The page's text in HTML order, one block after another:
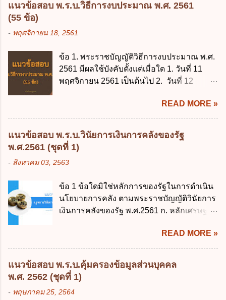
แนวข้อสอบ พ.ร.บ.วิธีการงบประมาณ พ.ศ. 2561
(55 ข้อ)
- พฤศจิกายน 18, 2561
ข้อ 1. พระราชบัญญัติวิธีการงบประมาณ พ.ศ.
2561 มีผลใช้บังคับตั้งแต่เมื่อใด 1. วันที่ 11
พฤศจิกายน 2561 เป็นต้นไป 2. วันที่ 12
พฤศจิกายน 2561 เป็นต้นไป 4. วันที่ 14
พฤศจิกายน 2561 เป็นต้นไป ข้อ 2. พระราช
บัญญัติวิธีการงบประมาณ พ.ศ. 2561 ไม่ได้
ยกเลิกกฎหมายฉบับใด 1. พระราชบัญญัติวิธี
การงบประมาณ พ.ศ. 2502 2. พระราชบัญญัติ
วิธีการงบประมาณ (ฉบับที่ 3) พ.ศ. 2511 3.
พ.ศ. 2544 4. ประกาศของคณะปฏิวัติ ฉบับที่
203 ลงวันที่ 31 สิงหาคม 2515 ข้อ 3. ข้อใดไม่
ถูกต้อง 1. นายกรัฐมนตรีมีอำนาจออกกฎเพื่อ
ประมาณ พ.ศ. 2561 2. นายกรัฐมนตรีเป็นผู้
รักษาการตามพระราช บัญญัติวิธีการงบ
ประมาณ พ.ศ. 2561 3. รัฐมนตรีว่าการ
กระทรวงการคลัง เป็นผู้รักษาการตามพระ
READ MORE »
แนวข้อสอบ พ.ร.บ.วินัยการเงินการคลังของรัฐ
พ.ศ.2561 (ชุดที่ 1)
- สิงหาคม 03, 2563
ข้อ 1 ข้อใดมิใช่หลักการของรัฐในการดำเนิน
นโยบายการคลัง ตามพระราชบัญญัติวินัยการ
เงินการคลังของรัฐ พ.ศ.2561 ก. หลักเศรษฐกิจ
เศรษฐกิจ ค. หลักการพัฒนาทางเศรษฐกิจ
อย่างยั่งยืน ง. หลักความเป็นธรรมในสังคม ข้อ
2 สัดส่วนหนี้สาธารณะต่อผลิตภัณฑ์มวลรวม
ในประเทศเพื่อใช้เป็นกรอบในการบริหารหนี้
สาธารณะเป็นไปตามข้อใด ก. ไม่เกินร้อยละ 5
ข. ไม่เกินร้อยละ 10 ค. ไม่เกินร้อยละ 35 ง. ไม่
READ MORE »
แนวข้อสอบ พ.ร.บ.คุ้มครองข้อมูลส่วนบุคคล
พ.ศ. 2562 (ชุดที่ 1)
- พฤษภาคม 25, 2564